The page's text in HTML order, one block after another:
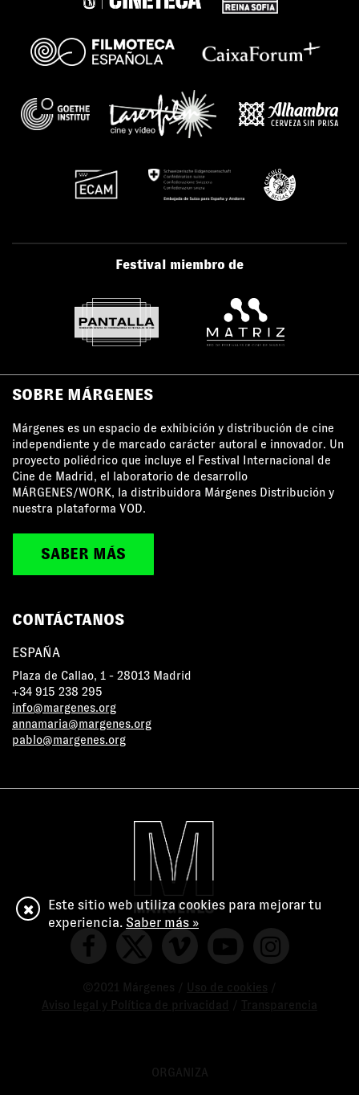
Festival miembro de
SOBRE MÁRGENES
Márgenes es un espacio de exhibición y distribución de cine
independiente y de marcado carácter autoral e innovador. Un
proyecto poliédrico que incluye el Festival Internacional de
Cine de Madrid, el laboratorio de desarrollo
MÁRGENES/WORK, la distribuidora Márgenes Distribución y
nuestra plataforma VOD.
SABER MÁS
CONTÁCTANOS
ESPAÑA
Plaza de Callao, 1 - 28013 Madrid
+34 915 238 295
info@margenes.org
annamaria@margenes.org
pablo@margenes.org
©2021 Márgenes / Uso de cookies
Aviso legal y Política de privacidad
Transparencia
ORGANIZA
Este sitio web utiliza cookies para mejorar tu
experiencia. Saber más »